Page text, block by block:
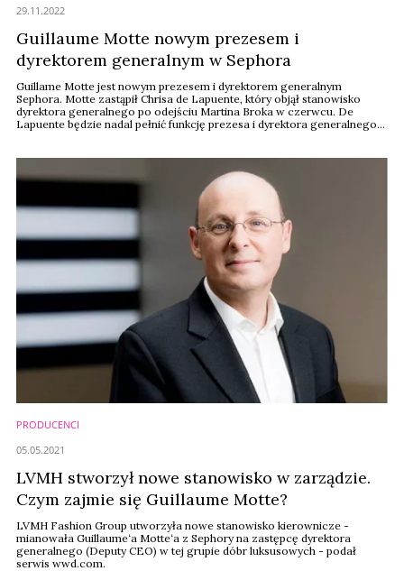
Guillaume Motte nowym prezesem i
dyrektorem generalnym w Sephora
Guillame Motte jest nowym prezesem i dyrektorem generalnym
Sephora. Motte zastąpił Chrisa de Lapuente, który objął stanowisko
dyrektora generalnego po odejściu Martina Broka w czerwcu. De
Lapuente będzie nadal pełnić funkcję prezesa i dyrektora generalnego
LVMH Fashion Group.
29.11.2022
PRODUCENCI
LVMH stworzył nowe stanowisko w zarządzie.
Czym zajmie się Guillaume Motte?
LVMH Fashion Group utworzyła nowe stanowisko kierownicze -
mianowała Guillaume‘a Motte‘a z Sephory na zastępcę dyrektora
generalnego (Deputy CEO) w tej grupie dóbr luksusowych - podał
serwis wwd.com.
05.05.2021